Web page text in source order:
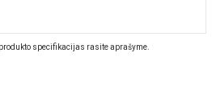
specifikacijas rasite aprašyme.